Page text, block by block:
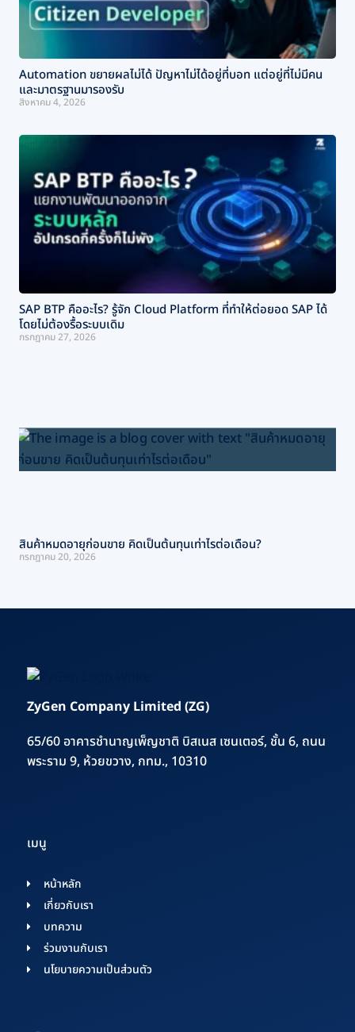
Automation ขยายผลไม่ได้ ปัญหาไม่ได้อยู่ที่บอท แต่อยู่ที่ไม่มีคน
และมาตรฐานมารองรับ
สิงหาคม 4, 2026
SAP BTP คืออะไร? รู้จัก Cloud Platform ที่ทำให้ต่อยอด SAP ได้
โดยไม่ต้องรื้อระบบเดิม
กรกฎาคม 27, 2026
สินค้าหมดอายุก่อนขาย คิดเป็นต้นทุนเท่าไรต่อเดือน?
กรกฎาคม 20, 2026
ZyGen Company Limited (ZG)
65/60 อาคารชำนาญเพ็ญชาติ บิสเนส เซนเตอร์, ชั้น 6, ถนน
พระราม 9, ห้วยขวาง, กทม., 10310
เมนู
หน้าหลัก
เกี่ยวกับเรา
บทความ
ร่วมงานกับเรา
นโยบายความเป็นส่วนตัว